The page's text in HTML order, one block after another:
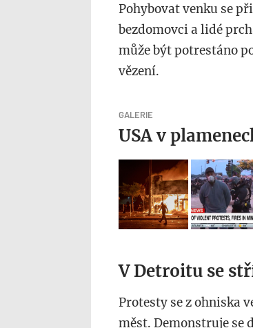
Pohybovat venku se
bezdomovci a lidé
může být potrestáno
vězení.
GALERIE
USA v
V Detroitu se
Protesty se z ohniska
měst. Demonstruje se